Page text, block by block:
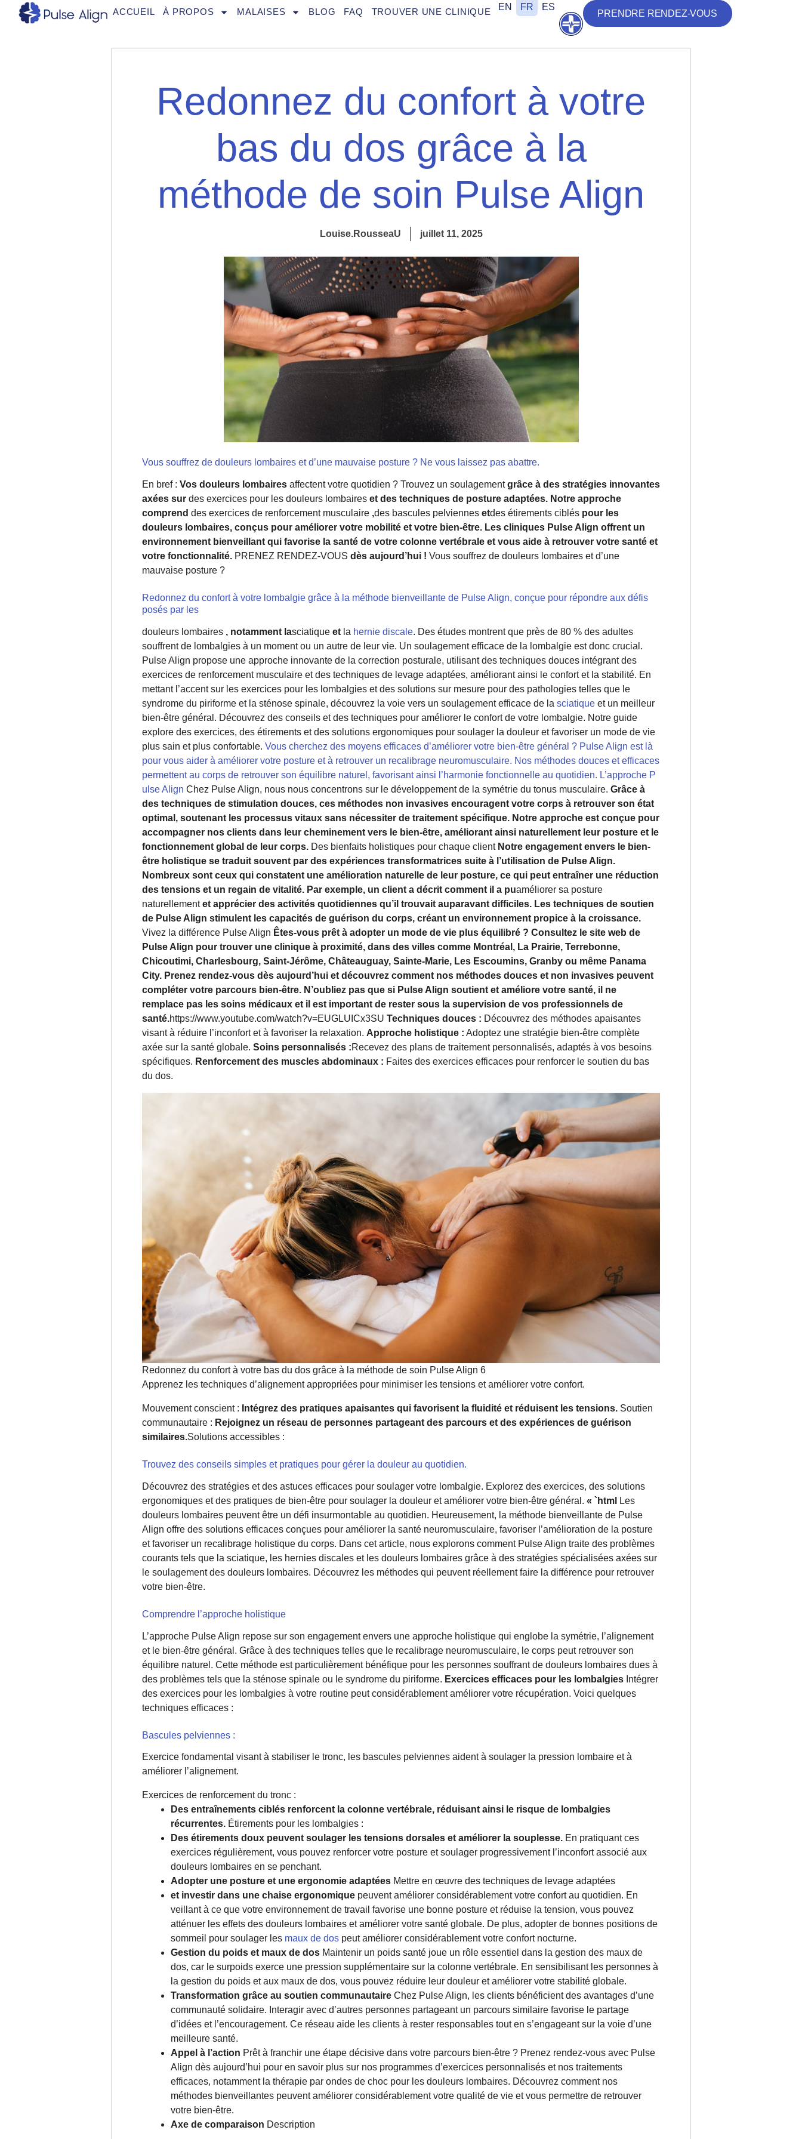
ACCUEIL À PROPOS MALAISES BLOG FAQ TROUVER UNE CLINIQUE EN FR
ES
Ouvrir
PRENDRE RENDEZ-VOUS
Redonnez du confort à votre
bas du dos grâce à la
méthode de soin Pulse Align
Louise.RousseaU juillet 11, 2025
Vous souffrez de douleurs lombaires et d’une mauvaise posture ? Ne vous laissez pas abattre.
En bref : Vos douleurs lombaires affectent votre quotidien ? Trouvez un soulagementgrâce à des stratégies innovantes
axées sur des exercices pour les douleurs lombaires et des techniques de posture adaptées. Notre approche
comprend des exercices de renforcement musculaire ,des bascules pelviennes etdes étirements ciblés pour les
douleurs lombaires, conçus pour améliorer votre mobilité et votre bien-être. Les cliniques Pulse Align offrent un
environnement bienveillant qui favorise la santé de votre colonne vertébrale et vous aide à retrouver votre santé et
votre fonctionnalité. PRENEZ RENDEZ-VOUS dès aujourd’hui ! Vous souffrez de douleurs lombaires et d’une
mauvaise posture ?
Redonnez du confort à votre lombalgie grâce à la méthode bienveillante de Pulse Align, conçue pour répondre aux défis
posés par les
douleurs lombaires , notamment lasciatique et la hernie discale. Des études montrent que près de 80 % des adultes
souffrent de lombalgies à un moment ou un autre de leur vie. Un soulagement efficace de la lombalgie est donc crucial.
Pulse Align propose une approche innovante de la correction posturale, utilisant des techniques douces intégrant des
exercices de renforcement musculaire et des techniques de levage adaptées, améliorant ainsi le confort et la stabilité. En
mettant l’accent sur les exercices pour les lombalgies et des solutions sur mesure pour des pathologies telles que le
syndrome du piriforme et la sténose spinale, découvrez la voie vers un soulagement efficace de la sciatique et un meilleur
bien-être général. Découvrez des conseils et des techniques pour améliorer le confort de votre lombalgie. Notre guide
explore des exercices, des étirements et des solutions ergonomiques pour soulager la douleur et favoriser un mode de vie
plus sain et plus confortable. Vous cherchez des moyens efficaces d’améliorer votre bien-être général ? Pulse Align est là
pour vous aider à améliorer votre posture et à retrouver un recalibrage neuromusculaire. Nos méthodes douces et efficaces
permettent au corps de retrouver son équilibre naturel, favorisant ainsi l’harmonie fonctionnelle au quotidien. L’approche P
ulse Align Chez Pulse Align, nous nous concentrons sur le développement de la symétrie du tonus musculaire. Grâce à
des techniques de stimulation douces, ces méthodes non invasives encouragent votre corps à retrouver son état
optimal, soutenant les processus vitaux sans nécessiter de traitement spécifique. Notre approche est conçue pour
accompagner nos clients dans leur cheminement vers le bien-être, améliorant ainsi naturellement leur posture et le
fonctionnement global de leur corps. Des bienfaits holistiques pour chaque client Notre engagement envers le bien-
être holistique se traduit souvent par des expériences transformatrices suite à l’utilisation de Pulse Align.
Nombreux sont ceux qui constatent une amélioration naturelle de leur posture, ce qui peut entraîner une réduction
des tensions et un regain de vitalité. Par exemple, un client a décrit comment il a puaméliorer sa posture
naturellementet apprécier des activités quotidiennes qu’il trouvait auparavant difficiles. Les techniques de soutien
de Pulse Align stimulent les capacités de guérison du corps, créant un environnement propice à la croissance.
Vivez la différence Pulse Align Êtes-vous prêt à adopter un mode de vie plus équilibré ? Consultez le site web de
Pulse Align pour trouver une clinique à proximité, dans des villes comme Montréal, La Prairie, Terrebonne,
Chicoutimi, Charlesbourg, Saint-Jérôme, Châteauguay, Sainte-Marie, Les Escoumins, Granby ou même Panama
City. Prenez rendez-vous dès aujourd’hui et découvrez comment nos méthodes douces et non invasives peuvent
compléter votre parcours bien-être. N’oubliez pas que si Pulse Align soutient et améliore votre santé, il ne
remplace pas les soins médicaux et il est important de rester sous la supervision de vos professionnels de
santé.https://www.youtube.com/watch?v=EUGLUICx3SU Techniques douces : Découvrez des méthodes apaisantes
visant à réduire l’inconfort et à favoriser la relaxation. Approche holistique : Adoptez une stratégie bien-être complète
axée sur la santé globale. Soins personnalisés :Recevez des plans de traitement personnalisés, adaptés à vos besoins
spécifiques. Renforcement des muscles abdominaux : Faites des exercices efficaces pour renforcer le soutien du bas
du dos.
Redonnez du confort à votre bas du dos grâce à la méthode de soin Pulse Align 6
Apprenez les techniques d’alignement appropriées pour minimiser les tensions et améliorer votre confort.
Mouvement conscient : Intégrez des pratiques apaisantes qui favorisent la fluidité et réduisent les tensions. Soutien
communautaire : Rejoignez un réseau de personnes partageant des parcours et des expériences de guérison
similaires.Solutions accessibles :
Trouvez des conseils simples et pratiques pour gérer la douleur au quotidien.
Découvrez des stratégies et des astuces efficaces pour soulager votre lombalgie. Explorez des exercices, des solutions
ergonomiques et des pratiques de bien-être pour soulager la douleur et améliorer votre bien-être général. « `html
Les
douleurs lombaires peuvent être un défi insurmontable au quotidien. Heureusement, la méthode bienveillante de Pulse
Align offre des solutions efficaces conçues pour améliorer la santé neuromusculaire, favoriser l’amélioration de la posture
et favoriser un recalibrage holistique du corps. Dans cet article, nous explorons comment Pulse Align traite des problèmes
courants tels que la sciatique, les hernies discales et les douleurs lombaires grâce à des stratégies spécialisées axées sur
le soulagement des douleurs lombaires. Découvrez les méthodes qui peuvent réellement faire la différence pour retrouver
votre bien-être.
Comprendre l’approche holistique
L’approche Pulse Align repose sur son engagement envers une approche holistique qui englobe la symétrie, l’alignement
et le bien-être général. Grâce à des techniques telles que le recalibrage neuromusculaire, le corps peut retrouver son
équilibre naturel. Cette méthode est particulièrement bénéfique pour les personnes souffrant de douleurs lombaires dues à
des problèmes tels que la sténose spinale ou le syndrome du piriforme. Exercices efficaces pour les lombalgies Intégrer
des exercices pour les lombalgies à votre routine peut considérablement améliorer votre récupération. Voici quelques
techniques efficaces :
Bascules pelviennes :
Exercice fondamental visant à stabiliser le tronc, les bascules pelviennes aident à soulager la pression lombaire et à
améliorer l’alignement.
Exercices de renforcement du tronc :
Des entraînements ciblés renforcent la colonne vertébrale, réduisant ainsi le risque de lombalgies
récurrentes. Étirements pour les lombalgies :
Des étirements doux peuvent soulager les tensions dorsales et améliorer la souplesse. En pratiquant ces
exercices régulièrement, vous pouvez renforcer votre posture et soulager progressivement l’inconfort associé aux
douleurs lombaires en se penchant.
Adopter une posture et une ergonomie adaptées Mettre en œuvre des techniques de levage adaptées
et investir dans une chaise ergonomique peuvent améliorer considérablement votre confort au quotidien. En
veillant à ce que votre environnement de travail favorise une bonne posture et réduise la tension, vous pouvez
atténuer les effets des douleurs lombaires et améliorer votre santé globale. De plus, adopter de bonnes positions de
sommeil pour soulager les maux de dos peut améliorer considérablement votre confort nocturne.
Gestion du poids et maux de dos Maintenir un poids santé joue un rôle essentiel dans la gestion des maux de
dos, car le surpoids exerce une pression supplémentaire sur la colonne vertébrale. En sensibilisant les personnes à
la gestion du poids et aux maux de dos, vous pouvez réduire leur douleur et améliorer votre stabilité globale.
Transformation grâce au soutien communautaire Chez Pulse Align, les clients bénéficient des avantages d’une
communauté solidaire. Interagir avec d’autres personnes partageant un parcours similaire favorise le partage
d’idées et l’encouragement. Ce réseau aide les clients à rester responsables tout en s’engageant sur la voie d’une
meilleure santé.
Appel à l’action Prêt à franchir une étape décisive dans votre parcours bien-être ? Prenez rendez-vous avec Pulse
Align dès aujourd’hui pour en savoir plus sur nos programmes d’exercices personnalisés et nos traitements
efficaces, notamment la thérapie par ondes de choc pour les douleurs lombaires. Découvrez comment nos
méthodes bienveillantes peuvent améliorer considérablement votre qualité de vie et vous permettre de retrouver
votre bien-être.
Axe de comparaison Description